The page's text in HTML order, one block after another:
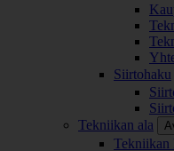
Siirtohaku
Tekniikan ala
Tekniikan